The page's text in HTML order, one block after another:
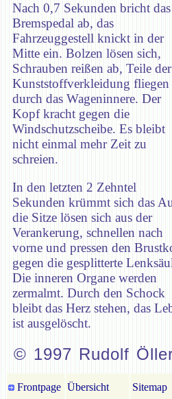
Nach 0,7 Sekunden bricht das
Bremspedal ab, das
Fahrzeuggestell knickt in der
Mitte ein. Bolzen lösen sich,
Schrauben reißen ab, Teile der
Kunststoffverkleidung fliegen
durch das Wageninnere. Der
Kopf kracht gegen die
Windschutzscheibe. Es bleibt
nicht einmal mehr Zeit zu
schreien.
In den letzten 2 Zehntel
Sekunden krümmt sich das
die Sitze lösen sich aus der
Verankerung, schnellen nach
vorne und pressen den
gegen die gesplitterte
Die inneren Organe werden
zermalmt. Durch den Schock
bleibt das Herz stehen, das
ist ausgelöscht.
© 1997 Rudolf
Frontpage Übersicht Sitemap